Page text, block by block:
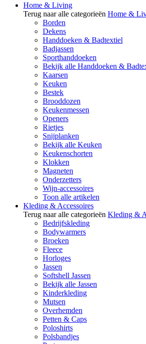
Home & Living
Terug naar alle categorieën Home &
Borden
Dekens
Handdoeken & Badtextiel
Badjassen
Sporthanddoeken
Bekijk alle Handdoeken &
Kaarsen
Keuken
Bestek
Brooddozen
Keukenmessen
Openers
Rietjes
Snijplanken
Bekijk alle Keuken
Keukenschorten
Klokken
Magneten
Onderzetters
Wijn-accessoires
Toon alle artikelen
Kleding & Accessoires
Terug naar alle categorieën Kleding &
Bedrijfskleding
Bodywarmers
Broeken
Fleece
Horloges
Jassen
Softshell Jassen
Bekijk alle Jassen
Kinderkleding
Mutsen
Overhemden
Petten & Caps
Poloshirts
Polsbandjes